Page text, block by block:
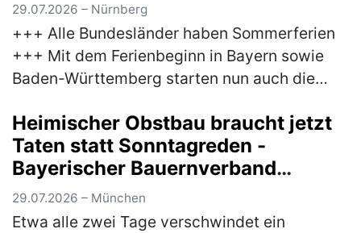
29.07.2026 – Nürnberg
+++ Alle Bundesländer haben Sommerferien
+++ Mit dem Ferienbeginn in Bayern sowie
Baden-Württemberg starten nun auch die
Damit erreicht der Reiseverkehr sein…(mehr)
Heimischer Obstbau braucht jetzt
Taten statt Sonntagreden -
Bayerischer Bauernverband
unterstützt Brandbrief der
Obstbauern
29.07.2026 – München
Etwa alle zwei Tage verschwindet ein